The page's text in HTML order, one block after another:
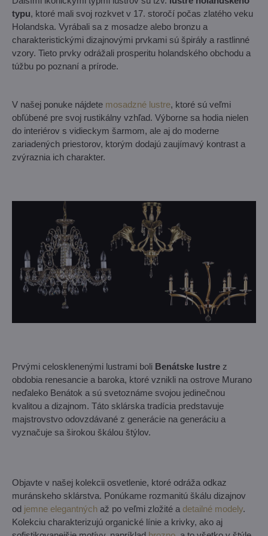
typu, ktoré mali svoj rozkvet v 17. storočí počas zlatého veku
Holandska. Vyrábali sa z mosadze alebo bronzu a
charakteristickými dizajnovými prvkami sú špirály a rastlinné
vzory. Tieto prvky odrážali prosperitu holandského obchodu a
túžbu po poznaní a prírode.
V našej ponuke nájdete mosadzné lustre, ktoré sú veľmi
obľúbené pre svoj rustikálny vzhľad. Výborne sa hodia nielen
do interiérov s vidieckym šarmom, ale aj do moderne
zariadených priestorov, ktorým dodajú zaujímavý kontrast a
zvýraznia ich charakter.
Prvými celosklenenými lustrami boli Benátske lustre z
obdobia renesancie a baroka, ktoré vznikli na ostrove Murano
neďaleko Benátok a sú svetoznáme svojou jedinečnou
kvalitou a dizajnom. Táto sklárska tradícia predstavuje
majstrovstvo odovzdávané z generácie na generáciu a
vyznačuje sa širokou škálou štýlov.
Objavte v našej kolekcii osvetlenie, ktoré odráža odkaz
muránskeho sklárstva. Ponúkame rozmanitú škálu dizajnov
od jemne elegantných až po veľmi zložité a detailné modely.
Kolekciu charakterizujú organické línie a krivky, ako aj